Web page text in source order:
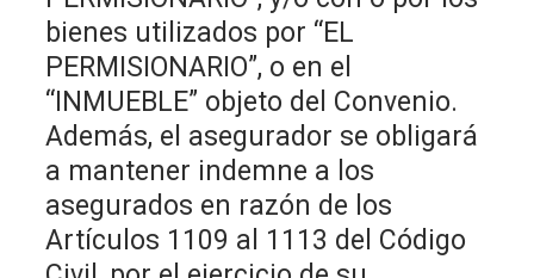
bienes utilizados por “EL
PERMISIONARIO”, o en el
“INMUEBLE” objeto del Convenio.
Además, el asegurador se obligará
a mantener indemne a los
asegurados en razón de los
Artículos 1109 al 1113 del Código